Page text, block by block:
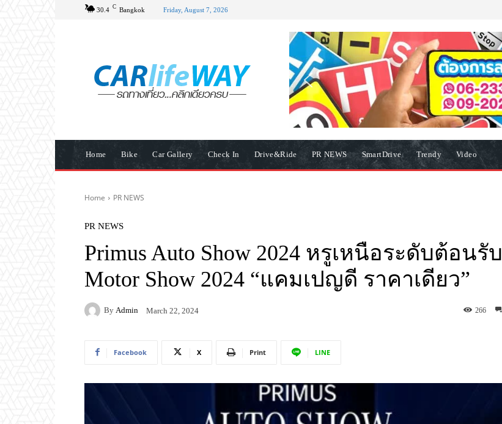
30.4 C Bangkok Friday, August 7, 2026
Home Bike Car Gallery Check In Drive&Ride PR NEWS SmartDrive Trendy Video
Home PR NEWS
PR NEWS
Primus Auto Show 2024 หรูเหนือระดับต้อนรับ
Motor Show 2024 “แคมเปญดี ราคาเดียว”
By Admin March 22, 2024 266
Facebook X Print LINE